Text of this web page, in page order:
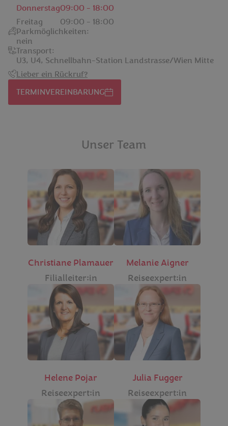
Donnerstag09:00 - 18:00
Freitag
09:00 - 18:00
Parkmöglichkeiten:
nein
Transport:
U3, U4, Schnellbahn-Station Landstrasse/Wien Mitte
Lieber ein Rückruf?
TERMINVEREINBARUNG
Unser Team
Christiane Plamauer
Filialleiter:in
Melanie Aigner
Reiseexpert:in
Helene Pojar
Reiseexpert:in
Julia Fugger
Reiseexpert:in